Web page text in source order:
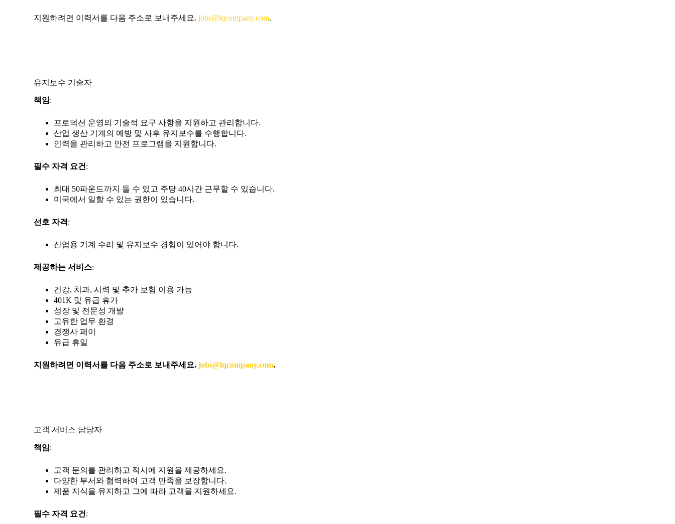
지원하려면 이력서를 다음 주소로 보내주세요.jobs@lqcompany.com.
유지보수 기술자
책임:
프로덕션 운영의 기술적 요구 사항을 지원하고 관리합니다.
산업 생산 기계의 예방 및 사후 유지보수를 수행합니다.
인력을 관리하고 안전 프로그램을 지원합니다.
필수 자격 요건 :
최대 50파운드까지 들 수 있고 주당 40시간 근무할 수 있습니다.
미국에서 일할 수 있는 권한이 있습니다.
선호 자격:
산업용 기계 수리 및 유지보수 경험이 있어야 합니다.
제공하는 서비스:
건강, 치과, 시력 및 추가 보험 이용 가능
401K 및 유급 휴가
성장 및 전문성 개발
고유한 업무 환경
경쟁사 페이
유급 휴일
지원하려면 이력서를 다음 주소로 보내주세요.jobs@lqcompany.com.
고객 서비스 담당자
책임:
고객 문의를 관리하고 적시에 지원을 제공하세요.
다양한 부서와 협력하여 고객 만족을 보장합니다.
제품 지식을 유지하고 그에 따라 고객을 지원하세요.
필수 자격 요건 :